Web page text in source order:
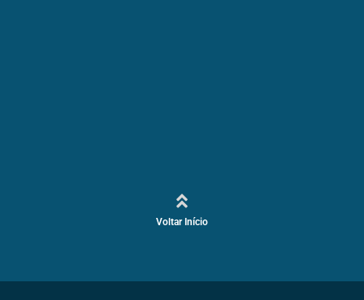
Voltar Início